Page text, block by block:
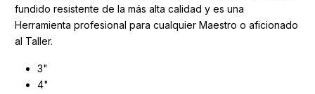
fundido resistente de la más alta calidad y es una
Herramienta profesional para cualquier Maestro o aficionado
al Taller.
3"
4"